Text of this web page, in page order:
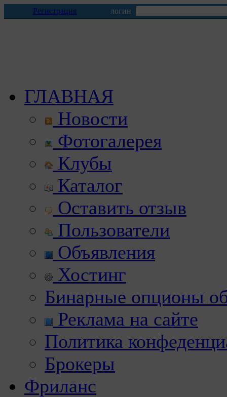
Регистрация логин
ГЛАВНАЯ
Новости
Фотогалерея
Клубы
Каталог
Оставить отзыв
Пользователи
Объявления
Хостинг
Бинарные опционы
Реклама на сайте
Политика
Брокеры
Фриланс